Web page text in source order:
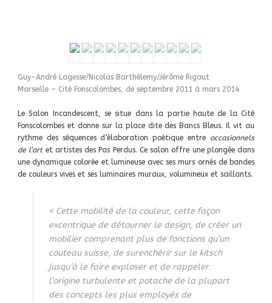
Guy-André Lagesse/Nicolas Barthélemy/Jérôme Rigaut
Marseille – Cité Fonscolombes, de septembre 2011 à mars 2014
Le Salon Incandescent, se situe dans la partie haute de la Cité
Fonscolombes et donne sur la place dite des Bancs Bleus. Il vit au
rythme des séquences d’élaboration poétique entre occasionnels
de l’art et artistes des Pas Perdus. Ce salon offre une plongée dans
une dynamique colorée et lumineuse avec ses murs ornés de bandes
de couleurs vives et ses luminaires muraux, volumineux et saillants.
« Cette mobilité de la couleur, cette façon
excentrique de détourner le design, de créer un
mobilier comprenant plus de fonctions qu’un
couteau suisse, de surenchérir sur le kitsch
jusqu’à le faire exploser et de rappeler
l’origine turbulente et potache de la plupart
des concepts les plus employés de